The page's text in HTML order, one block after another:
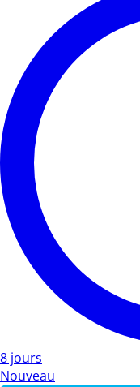
8 jours
Nouveau